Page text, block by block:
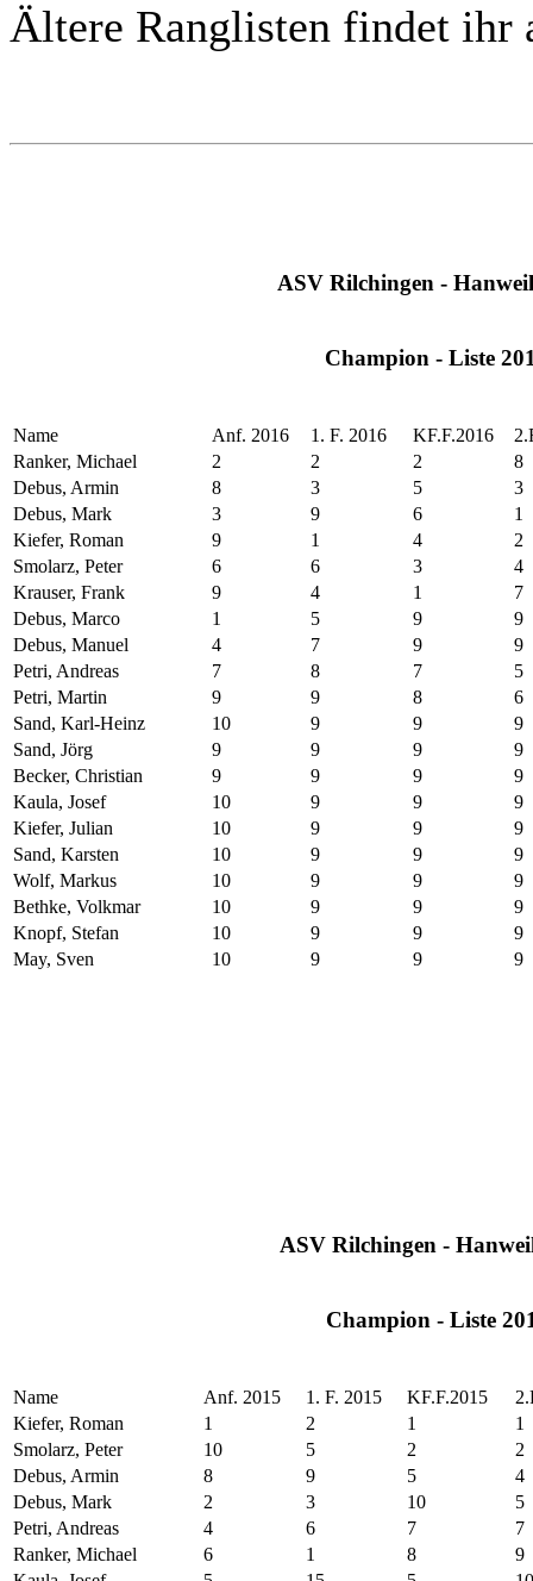
Ältere Ranglisten findet ihr
ASV Rilchingen -
Champion - Liste
Name Anf. 2016 1. F. 2016 KF.F.2016
Ranker, Michael
2 2 2
8
Debus, Armin
8 3 5
3
Debus, Mark
3 9 6
1
Kiefer, Roman
9 1 4
2
Smolarz, Peter
6 6 3
4
Krauser, Frank
9 4 1
7
Debus, Marco
1 5 9
9
Debus, Manuel
4 7 9
9
Petri, Andreas
7 8 7
5
Petri, Martin
9 9 8
6
Sand, Karl-Heinz
10 9 9
9
Sand, Jörg
9 9 9
9
Becker, Christian
9 9 9
9
Kaula, Josef
10 9 9
9
Kiefer, Julian
10 9 9
9
Sand, Karsten
10 9 9
9
Wolf, Markus
10 9 9
9
Bethke, Volkmar
10 9 9
9
Knopf, Stefan
10 9 9
9
May, Sven
10 9 9 9
ASV Rilchingen -
Champion - Liste
Name Anf. 2015 1. F. 2015 KF.F.2015
Kiefer, Roman
1 2 1
1
Smolarz, Peter
10 5 2
2
Debus, Armin
8 9 5
4
Debus, Mark
2 3 10
5
Petri, Andreas
4 6 7
7
Ranker, Michael
6 1 8
9